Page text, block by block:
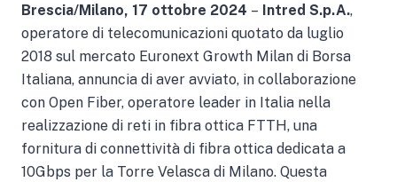
Brescia/Milano, 17 ottobre 2024 – Intred S.p.A.,
operatore di telecomunicazioni quotato da luglio
2018 sul mercato Euronext Growth Milan di Borsa
Italiana, annuncia di aver avviato, in collaborazione
con Open Fiber, operatore leader in Italia nella
realizzazione di reti in fibra ottica FTTH, una
fornitura di connettività di fibra ottica dedicata a
10Gbps per la Torre Velasca di Milano. Questa